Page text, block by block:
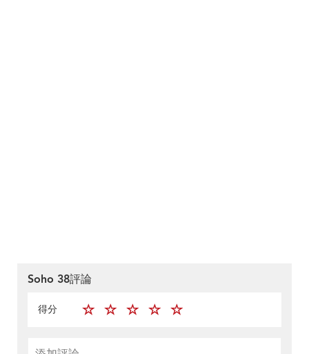
Soho 38評論
得分